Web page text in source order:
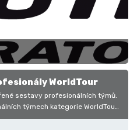
WorldTour
sestavy profesionálních týmů.
týmech kategorie WorldTour